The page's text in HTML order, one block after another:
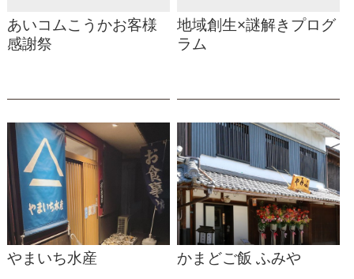
あいコムこうかお客様
感謝祭
地域創生×謎解きプログ
ラム
やまいち水産 かまどご飯 ふみや